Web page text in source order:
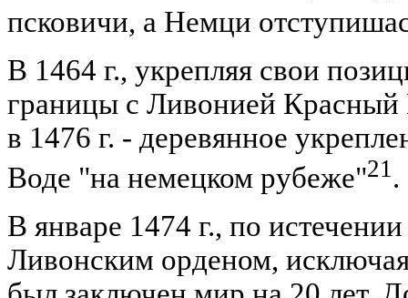
псковичи, а Немци
В 1464 г., укрепляя свои
границы с Ливонией Красный
в 1476 г. - деревянное
Воде "на немецком рубеже"21.
В январе 1474 г., по
Ливонским орденом,